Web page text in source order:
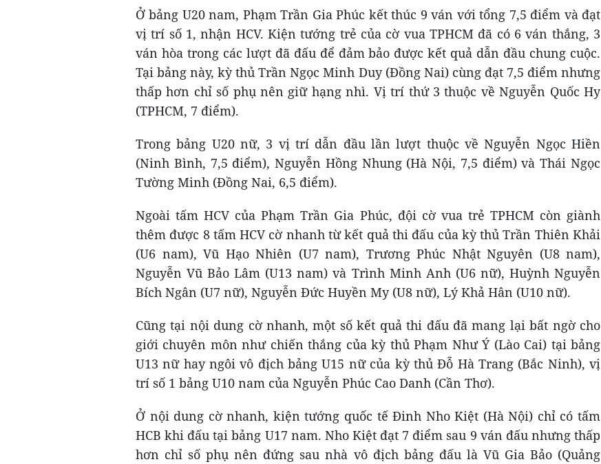
Ở bảng U20 nam, Phạm Trần Gia Phúc kết thúc 9 ván với tổng 7,5 điểm và đạt
vị trí số 1, nhận HCV. Kiện tướng trẻ của cờ vua TPHCM đã có 6 ván thắng, 3
ván hòa trong các lượt đã đấu để đảm bảo được kết quả dẫn đầu chung cuộc.
Tại bảng này, kỳ thủ Trần Ngọc Minh Duy (Đồng Nai) cùng đạt 7,5 điểm nhưng
thấp hơn chỉ số phụ nên giữ hạng nhì. Vị trí thứ 3 thuộc về Nguyễn Quốc Hy
(TPHCM, 7 điểm).
Trong bảng U20 nữ, 3 vị trí dẫn đầu lần lượt thuộc về Nguyễn Ngọc Hiền
(Ninh Bình, 7,5 điểm), Nguyễn Hồng Nhung (Hà Nội, 7,5 điểm) và Thái Ngọc
Tường Minh (Đồng Nai, 6,5 điểm).
Ngoài tấm HCV của Phạm Trần Gia Phúc, đội cờ vua trẻ TPHCM còn giành
thêm được 8 tấm HCV cờ nhanh từ kết quả thi đấu của kỳ thủ Trần Thiên Khải
(U6 nam), Vũ Hạo Nhiên (U7 nam), Trương Phúc Nhật Nguyên (U8 nam),
Nguyễn Vũ Bảo Lâm (U13 nam) và Trình Minh Anh (U6 nữ), Huỳnh Nguyễn
Bích Ngân (U7 nữ), Nguyễn Đức Huyền My (U8 nữ), Lý Khả Hân (U10 nữ).
Cũng tại nội dung cờ nhanh, một số kết quả thi đấu đã mang lại bất ngờ cho
giới chuyên môn như chiến thắng của kỳ thủ Phạm Như Ý (Lào Cai) tại bảng
U13 nữ hay ngôi vô địch bảng U15 nữ của kỳ thủ Đỗ Hà Trang (Bắc Ninh), vị
trí số 1 bảng U10 nam của Nguyễn Phúc Cao Danh (Cần Thơ).
Ở nội dung cờ nhanh, kiện tướng quốc tế Đinh Nho Kiệt (Hà Nội) chỉ có tấm
HCB khi đấu tại bảng U17 nam. Nho Kiệt đạt 7 điểm sau 9 ván đấu nhưng thấp
hơn chỉ số phụ nên đứng sau nhà vô địch bảng đấu là Vũ Gia Bảo (Quảng